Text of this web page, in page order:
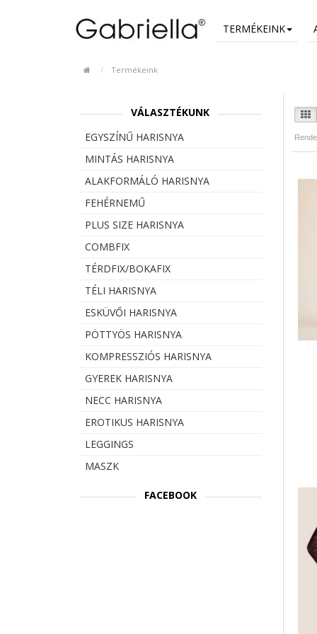
TERMÉKEINK
Termékeink
VÁLASZTÉKUNK
EGYSZÍNŰ HARISNYA
MINTÁS HARISNYA
ALAKFORMÁLÓ HARISNYA
FEHÉRNEMŰ
PLUS SIZE HARISNYA
COMBFIX
TÉRDFIX/BOKAFIX
TÉLI HARISNYA
ESKÜVŐI HARISNYA
PÖTTYÖS HARISNYA
KOMPRESSZIÓS HARISNYA
GYEREK HARISNYA
NECC HARISNYA
EROTIKUS HARISNYA
LEGGINGS
MASZK
FACEBOOK